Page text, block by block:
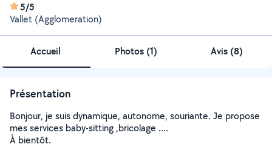
5/5
Vallet (Agglomeration)
Accueil Photos (1) Avis (8)
Présentation
Bonjour, je suis dynamique, autonome, souriante. Je propose
mes services baby-sitting ,bricolage ....
À bientôt.